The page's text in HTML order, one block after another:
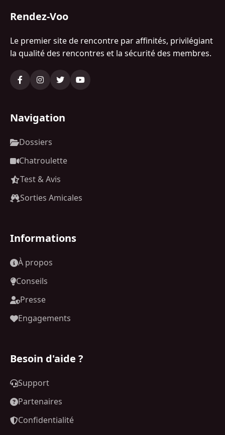
Rendez-Voo
Le premier site de rencontre par affinités, privilégiant
la qualité des rencontres et la sécurité des membres.
Navigation
Dossiers
Chatroulette
Test & Avis
Sorties Amicales
Informations
À propos
Conseils
Presse
Engagements
Besoin d'aide ?
Support
Partenaires
Confidentialité